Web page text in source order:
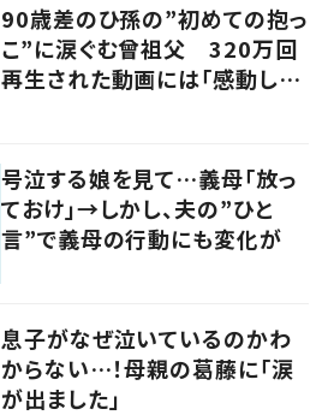
90歳差のひ孫の”初めての抱っ
こ”に涙ぐむ曾祖父 320万回
再生された動画には「感動し
号泣する娘を見て…義母「放っ
ておけ」→しかし、夫の”ひと
言”で義母の行動にも変化が
息子がなぜ泣いているのかわ
からない…！母親の葛藤に「涙
が出ました」